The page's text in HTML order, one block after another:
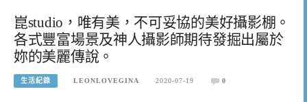
崑studio，唯有美，不可妥協的美好攝影棚。
各式豐富場景及神人攝影師期待發掘出屬於
妳的美麗傳說。
生活紀錄 LEONLOVEGINA 2020-07-19 0